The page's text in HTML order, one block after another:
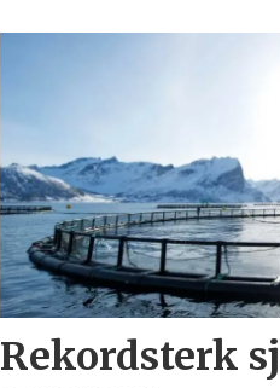
Rekordsterk